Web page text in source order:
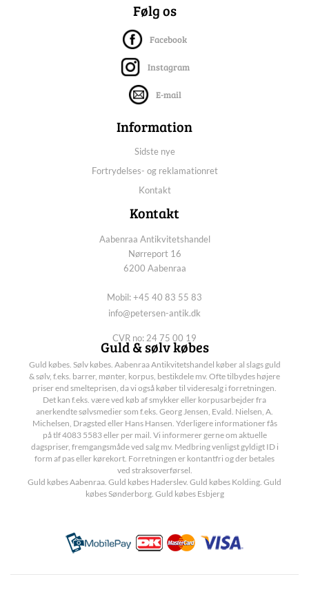
Følg os
Facebook
Instagram
E-mail
Information
Sidste nye
Fortrydelses- og reklamationret
Kontakt
Kontakt
Aabenraa Antikvitetshandel
Nørreport 16
6200 Aabenraa
Mobil: +45 40 83 55 83
info@petersen-antik.dk
CVR no: 24 75 00 19
Guld & sølv købes
Guld købes. Sølv købes. Aabenraa Antikvitetshandel køber al slags guld
& sølv, f.eks. barrer, mønter, korpus, bestikdele mv. Ofte tilbydes højere
priser end smelteprisen, da vi også køber til videresalg i forretningen.
Det kan f.eks. være ved køb af smykker eller korpusarbejder fra
anerkendte sølvsmedier som f.eks. Georg Jensen, Evald. Nielsen, A.
Michelsen, Dragsted eller Hans Hansen. Yderligere informationer fås
på tlf 4083 5583 eller per mail. Vi informerer gerne om aktuelle
dagspriser, fremgangsmåde ved salg mv. Medbring venligst gyldigt ID i
form af pas eller kørekort. Forretningen er kontantfri og der betales
ved straksoverførsel.
Guld købes Aabenraa. Guld købes Haderslev. Guld købes Kolding. Guld
købes Sønderborg. Guld købes Esbjerg